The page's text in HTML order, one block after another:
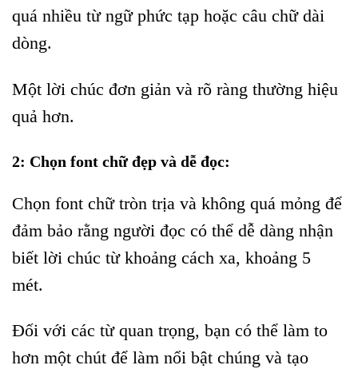
quá nhiều từ ngữ phức tạp hoặc câu chữ dài
dòng.
Một lời chúc đơn giản và rõ ràng thường hiệu
quả hơn.
2: Chọn font chữ đẹp và dễ đọc:
Chọn font chữ tròn trịa và không quá mỏng để
đảm bảo rằng người đọc có thể dễ dàng nhận
biết lời chúc từ khoảng cách xa, khoảng 5
mét.
Đối với các từ quan trọng, bạn có thể làm to
hơn một chút để làm nổi bật chúng và tạo